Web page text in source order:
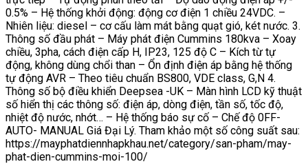
0.5% – Hệ thống khởi động: động cơ điện 1 chiều 24VDC. –
Nhiên liệu: diesel – cơ cấu làm mát bằng quạt gió, két nước. 3.
Thông số đầu phát – Máy phát điện Cummins 180kva – Xoay
chiều, 3pha, cách điện cấp H, IP23, 125 độ C – Kích từ tự
động, không dùng chổi than – Ổn định điện áp bằng hệ thống
tự động AVR – Theo tiêu chuẩn BS800, VDE class, G,N 4.
Thông số bộ điều khiển Deepsea -UK – Màn hình LCD kỹ thuật
số hiển thị các thông số: điện áp, dòng điện, tần số, tốc độ,
nhiệt độ nước, nhớt… – Hệ thống báo sự cố – Chế độ 0FF-
AUTO- MANUAL Giá Đại Lý. Tham khảo một số công suất sau:
https://mayphatdiennhapkhau.net/category/san-pham/may-
phat-dien-cummins-moi-100/